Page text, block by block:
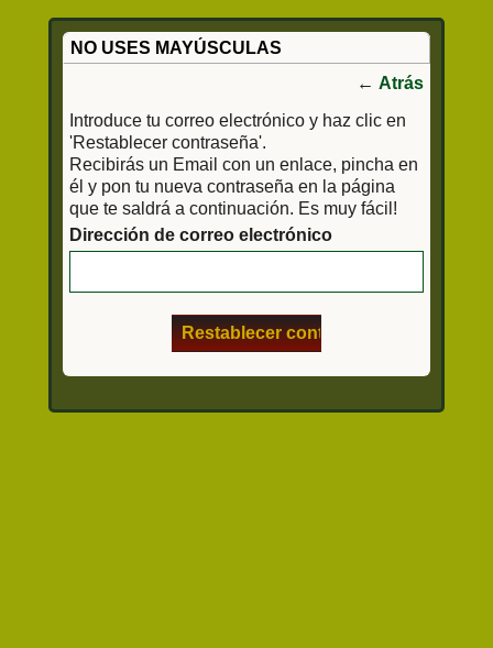
NO USES MAYÚSCULAS
← Atrás
Introduce tu correo electrónico y haz clic en
'Restablecer contraseña'.
Recibirás un Email con un enlace, pincha en
él y pon tu nueva contraseña en la página
que te saldrá a continuación. Es muy fácil!
Dirección de correo electrónico